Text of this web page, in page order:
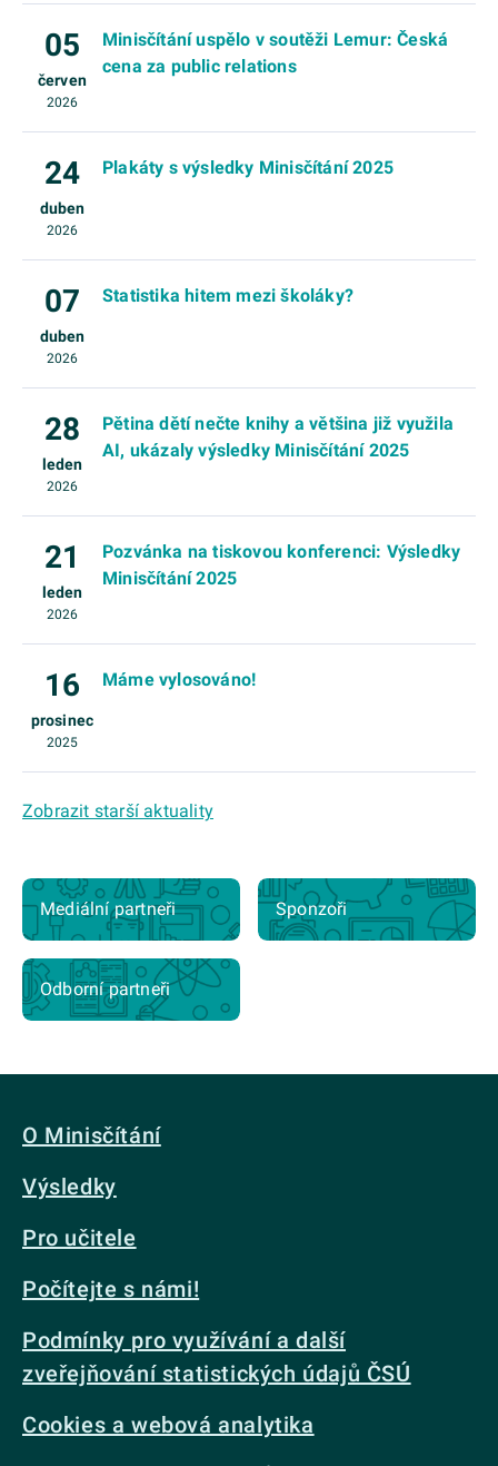
05
červen
2026
Minisčítání uspělo v soutěži Lemur: Česká
cena za public relations
24
duben
2026
Plakáty s výsledky Minisčítání 2025
07
duben
2026
Statistika hitem mezi školáky?
28
leden
2026
Pětina dětí nečte knihy a většina již využila
AI, ukázaly výsledky Minisčítání 2025
21
leden
2026
Pozvánka na tiskovou konferenci: Výsledky
Minisčítání 2025
16
prosinec
2025
Máme vylosováno!
Zobrazit starší aktuality
Mediální partneři Sponzoři
Odborní partneři
O Minisčítání
Výsledky
Pro učitele
Počítejte s námi!
Podmínky pro využívání a další
zveřejňování statistických údajů ČSÚ
Cookies a webová analytika